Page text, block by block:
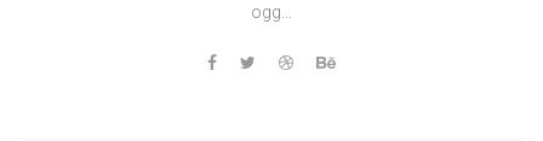
ogg...